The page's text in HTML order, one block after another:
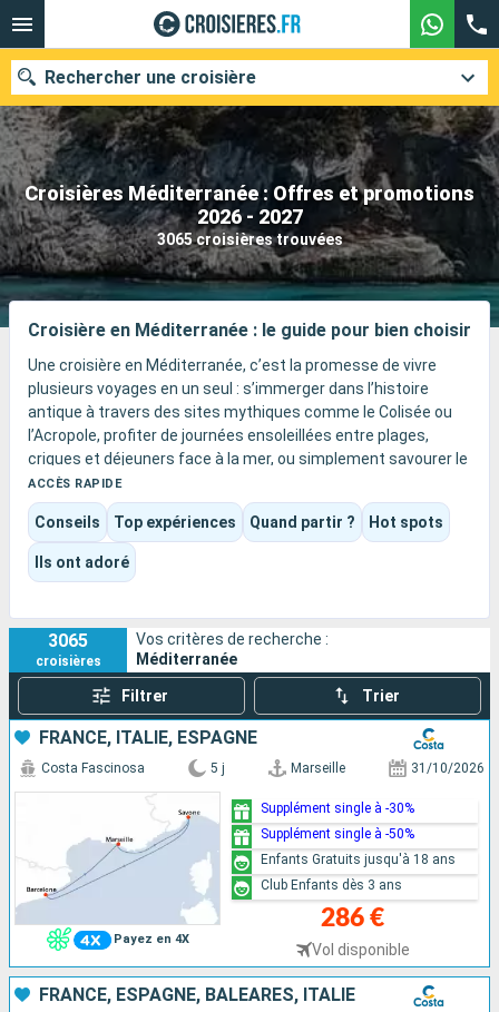
Croisières Méditerranée : Offres et promotions
2026 - 2027
3065 croisières trouvées
Rechercher une croisière
Nos destinations
Mois de départ
Ports Compagnies
Rechercher
Croisière en Méditerranée : le guide pour bien choisir
Une croisière en Méditerranée, c’est la promesse de vivre
plusieurs voyages en un seul : s’immerger dans l’histoire
antique à travers des sites mythiques comme le Colisée ou
l’Acropole, profiter de journées ensoleillées entre plages,
criques et déjeuners face à la mer, ou simplement savourer le
plaisir d’un navire pensé pour toute la famille.
Selon l’itinéraire et le bateau choisis, l’expérience peut être
culturelle, gastronomique, balnéaire ou résolument tournée
vers le divertissement. Piscines, spectacles, animations,
moments de détente ou grandes visites : chacun peut y
ACCÈS RAPIDE
Conseils Top expériences Quand partir ? Hot spots
Ils ont adoré
3065
croisières
Vos critères de recherche :
Méditerranée
Filtrer Trier
FRANCE, ITALIE, ESPAGNE
Payez en 4X
Costa Fascinosa 5 j Marseille 31/10/2026
286 €
Vol disponible
Supplément single à -30%
Supplément single à -50%
Enfants Gratuits jusqu'à 18 ans
Club Enfants dès 3 ans
FRANCE, ESPAGNE, BALÉARES, ITALIE